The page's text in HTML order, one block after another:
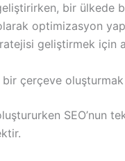
bir ülkede
optimizasyon
geliştirmek
bir çerçeve oluşturmak
SEO’nun